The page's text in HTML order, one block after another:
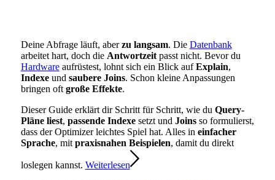
Deine Abfrage läuft, aberzu langsam. Die Datenbank
arbeitet hart, doch die Antwortzeitpasst nicht. Bevor du
Hardwareaufrüstest, lohnt sich ein Blick aufExplain,
Indexeund saubere Joins. Schon kleine Anpassungen
bringen oft große Effekte.
Dieser Guide erklärt dir Schritt für Schritt, wie du Query-
Pläne liest, passende Indexesetzt und Joinsso formulierst,
dass der Optimizer leichtes Spiel hat. Alles in einfacher
Sprache, mit praxisnahen Beispielen, damit du direkt
loslegen kannst. Weiterlesen